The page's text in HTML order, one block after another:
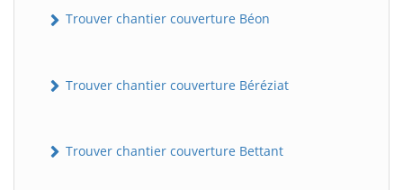
Trouver chantier couverture Béon
Trouver chantier couverture Béréziat
Trouver chantier couverture Bettant